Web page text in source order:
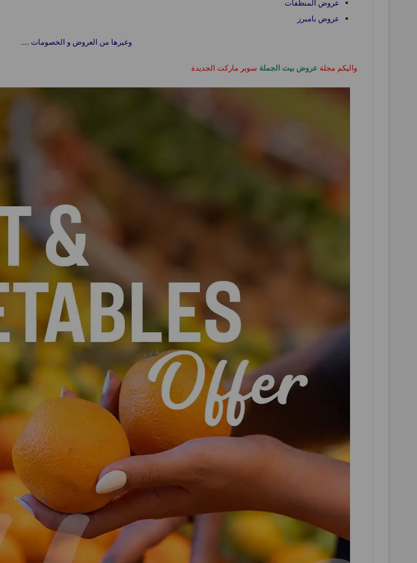
عروض المنظفات
عروض بامبرز
وغيرها من العروض و الخصومات ….
واليكم مجلة عروض بيت الجملة سوبر ماركت الجديدة